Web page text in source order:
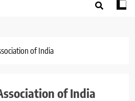
of India
of India